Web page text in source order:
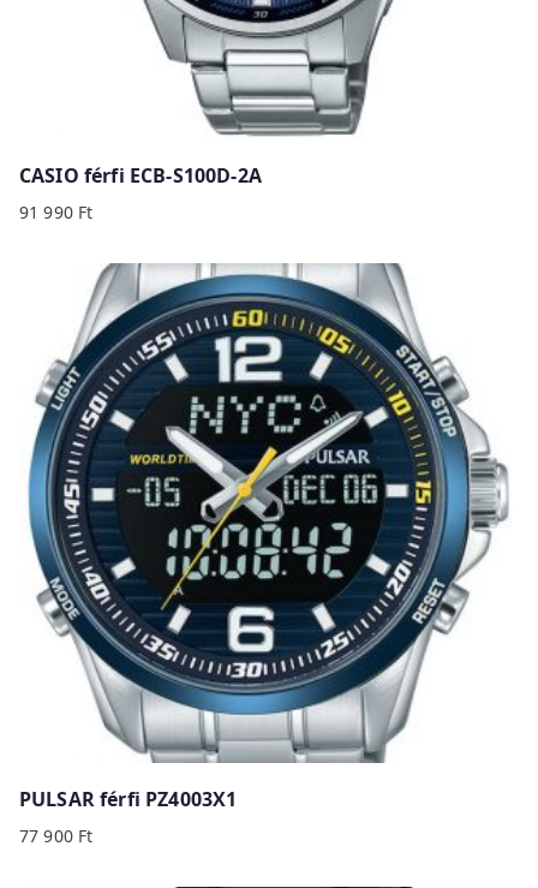
CASIO férfi ECB-S100D-2A
91 990 Ft
PULSAR férfi PZ4003X1
77 900 Ft